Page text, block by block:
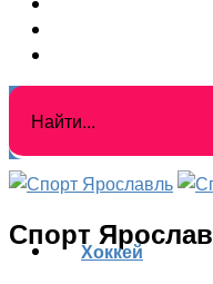
СпортХоккей